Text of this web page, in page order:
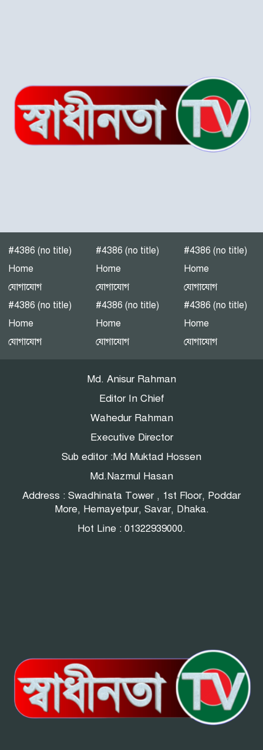
ইউনিয়নে বিএনপি’র বিশাল
“গলাচিপায় বিএনপির জনসভা:
‘কাউকে বর্গা দেওয়ার জন্য
পটুয়াখালীতে গণঅধিকার
পরিষদের জনসভা
বিতর্ক: সুরক্ষার নীতি, নাকি
#4386 (no title)
Home
যোগাযোগ
#4386 (no title)
Home
যোগাযোগ
#4386 (no title)
Home
যোগাযোগ
#4386 (no title)
Home
যোগাযোগ
#4386 (no title)
Home
যোগাযোগ
#4386 (no title)
Home
যোগাযোগ
Md. Anisur Rahman
Editor In Chief
Wahedur Rahman
Executive Director
Sub editor :Md Muktad Hossen
Md.Nazmul Hasan
Address : Swadhinata Tower , 1st Floor, Poddar
More, Hemayetpur, Savar, Dhaka.
Hot Line : 01322939000.